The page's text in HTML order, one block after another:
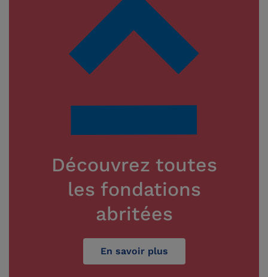
Découvrez toutes
les fondations
abritées
En savoir plus